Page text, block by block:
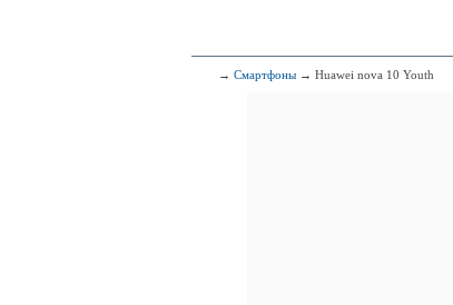
→ Смартфоны → Huawei nova 10 Youth